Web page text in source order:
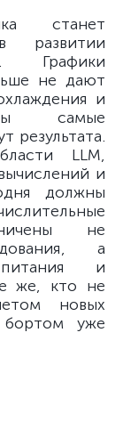
станет
развитии
Графики
не дают
и
самые
LLM,
и
должны
не
а
и
же, кто не
новых
бортом уже